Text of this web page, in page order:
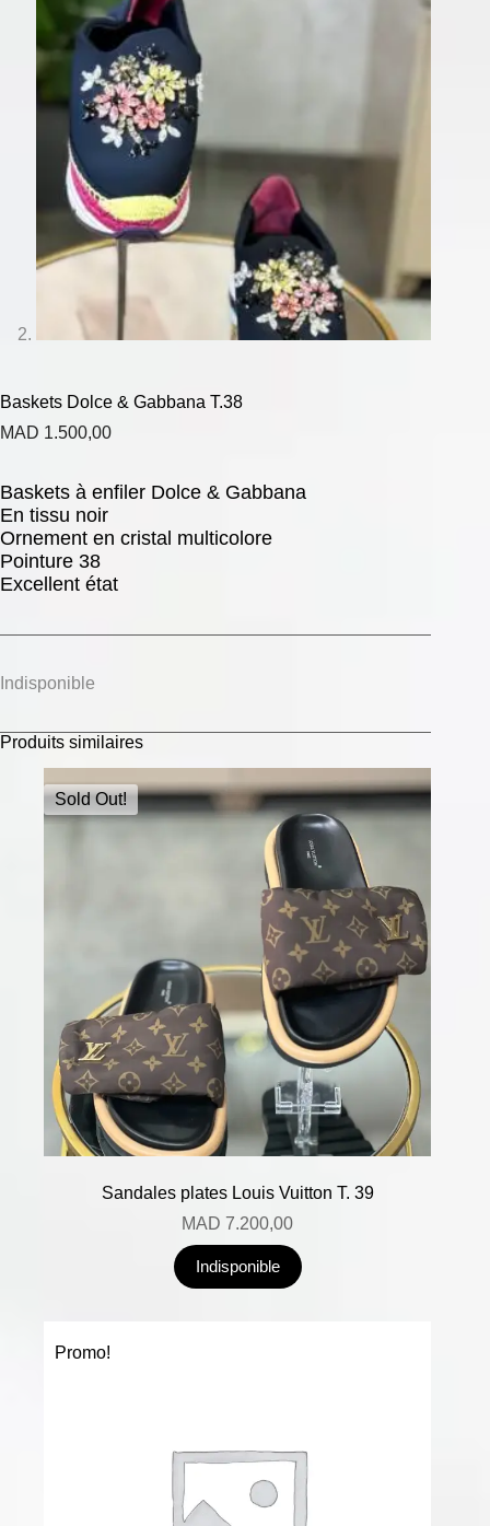
Baskets Dolce & Gabbana T.38
MAD 1.500,00
Baskets à enfiler Dolce & Gabbana
En tissu noir
Ornement en cristal multicolore
Pointure 38
Excellent état
Indisponible
Produits similaires
Sold Out!
Sandales plates Louis Vuitton T. 39
MAD 7.200,00
Indisponible
Promo!